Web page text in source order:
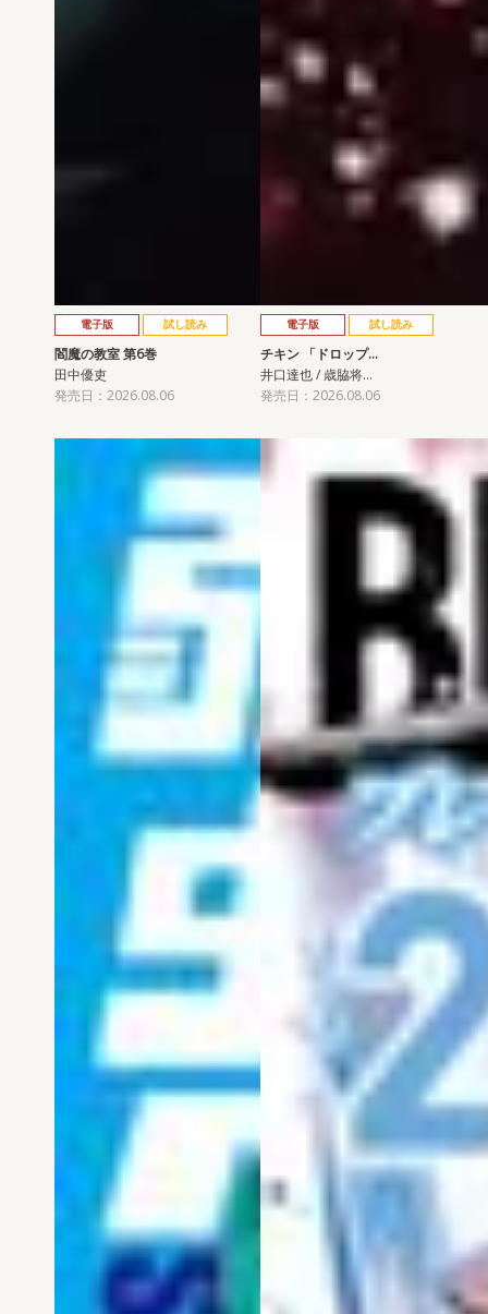
電子版 試し読み
閻魔の教室 第6巻
田中優吏
発売日：2026.08.06
電子版 試し読み
チキン 「ドロップ…
井口達也 / 歳脇将…
発売日：2026.08.06